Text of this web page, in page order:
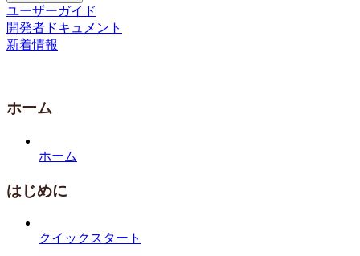
ユーザーガイド
開発者ドキュメント
新着情報
ホーム
ホーム
はじめに
クイックスタート